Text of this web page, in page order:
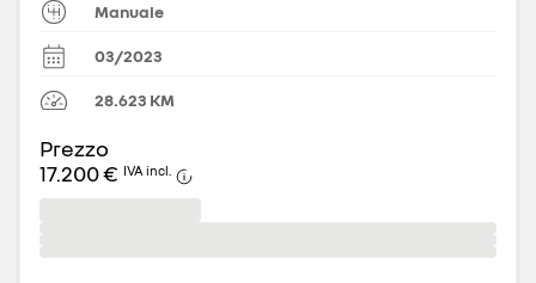
Manuale
03/2023
28.623 KM
Prezzo
17.200 € IVA incl.